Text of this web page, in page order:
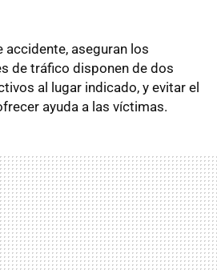
aseguran los
de tráfico disponen de dos
al lugar indicado, y evitar el
ayuda a las víctimas.